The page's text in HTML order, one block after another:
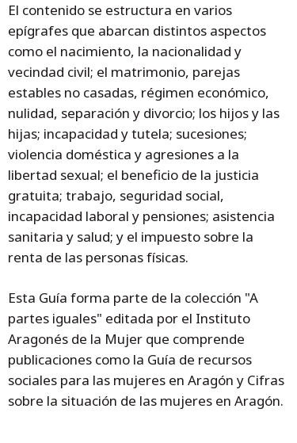
El contenido se estructura en varios
epígrafes que abarcan distintos aspectos
como el nacimiento, la nacionalidad y
vecindad civil; el matrimonio, parejas
estables no casadas, régimen económico,
nulidad, separación y divorcio; los hijos y las
hijas; incapacidad y tutela; sucesiones;
violencia doméstica y agresiones a la
libertad sexual; el beneficio de la justicia
gratuita; trabajo, seguridad social,
incapacidad laboral y pensiones; asistencia
sanitaria y salud; y el impuesto sobre la
renta de las personas físicas.
Esta Guía forma parte de la colección "A
partes iguales" editada por el Instituto
Aragonés de la Mujer que comprende
publicaciones como la Guía de recursos
sociales para las mujeres en Aragón y Cifras
sobre la situación de las mujeres en Aragón.